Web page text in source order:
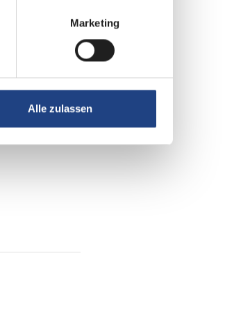
Marketing
Alle zulassen